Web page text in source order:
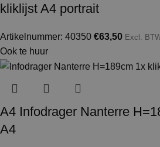
kliklijst A4 portrait
Artikelnummer: 40350 €63,50 Excl.
Ook te huur
A4 Infodrager Nanterre
A4